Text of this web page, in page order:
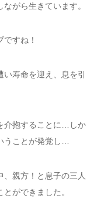
がら生きています。
すね！
寿命を迎え、息を引
介抱することに…しか
うことが発覚し…
、親方！と息子の三人
ができました。